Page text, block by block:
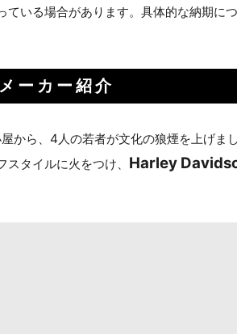
いる場合があります。具体的な納期に
メーカー紹介
から、4人の若者が文化の狼煙を上げまし
タイルに火をつけ、 Harley